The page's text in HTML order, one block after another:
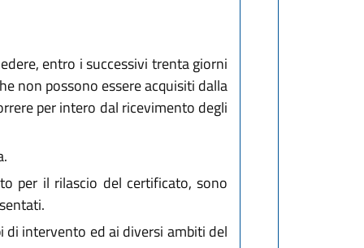
entro i successivi trenta giorni
non possono essere acquisiti dalla
per intero dal ricevimento degli
per il rilascio del certificato, sono
intervento ed ai diversi ambiti del